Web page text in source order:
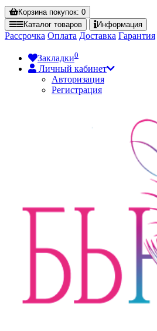
Корзинапокупок: 0
Каталог товаров Информация
Рассрочка Оплата Доставка Гарантия
Закладки0
Личный кабинет
Авторизация
Регистрация